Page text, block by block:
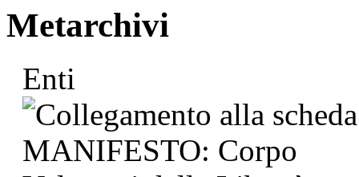
Metarchivi
Enti